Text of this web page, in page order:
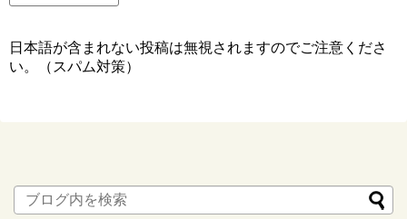
日本語が含まれない投稿は無視されますのでご注意くださ
い。（スパム対策）